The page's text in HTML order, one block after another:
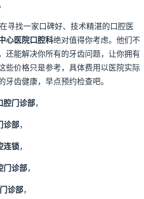
寻找一家口碑好、技术精湛的口腔医
心医院口腔科绝对值得你考虑。他们不
还能解决你所有的牙齿问题，让你拥有
些价格只是参考，具体费用以医院实际
牙齿健康，早点预约检查吧。
腔门诊部，
诊部，
连锁，
门诊部，
诊部，